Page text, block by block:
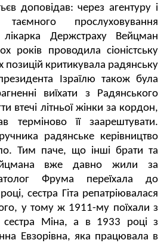
доповідав: через агентуру і
прослуховування
Держстраху Вейцман
років проводила сіоністську
позицій критикувала радянську
Ізраїлю також була
виїхати з Радянського
втечі літньої жінки за кордон,
терміново її заарештувати.
радянське керівництво
Тим паче, що інші брати та
вже давно жили за
Фрума переїхала до
сестра Гіта репатріювалася
у тому ж 1911-му поїхали з
сестра Міна, а в 1933 році з
Евзорівна, яка працювала в